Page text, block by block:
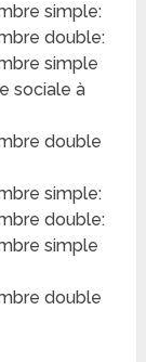
simple:
double:
simple
sociale à
double
simple:
double:
simple
double